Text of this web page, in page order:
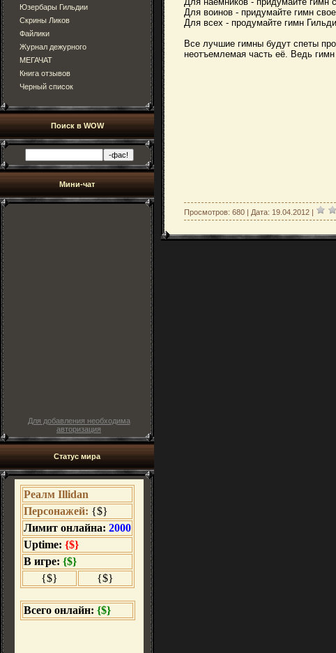
Юзербары Гильдии
Скрины Ликов
Файлики
Журнал дежурного
МЕГАЧАТ
Книга отзывов
Черный список
Поиск в WOW
Мини-чат
Для добавления необходима
авторизация
Статус мира
Для воинов - придумайте гимн
Для всех - продумайте гимн
Все лучшие гимны будут спеты
неотъемлемая часть её. Ведь
Просмотров: 680 | Дата: 19.04.2012